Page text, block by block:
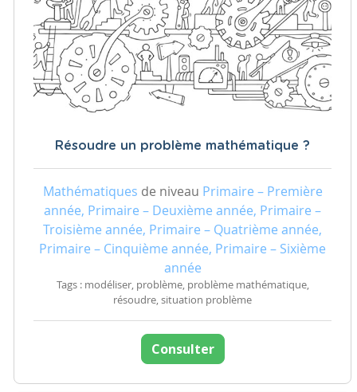
Résoudre un problème mathématique ?
Mathématiques de niveau Primaire – Première
année, Primaire – Deuxième année, Primaire –
Troisième année, Primaire – Quatrième année,
Primaire – Cinquième année, Primaire – Sixième
année
Tags : modéliser, problème, problème mathématique,
résoudre, situation problème
Consulter